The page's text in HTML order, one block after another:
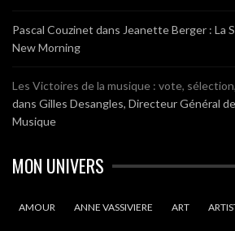
Pascal Couzinet dans Jeanette Berger : La
New Morning
Les Victoires de la musique : vote,
dans Gilles Desangles, Directeur Général
Musique
MON UNIVERS
AMOUR ANNE VASSIVIERE ART